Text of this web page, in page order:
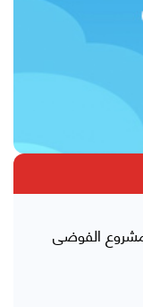
الفوضى